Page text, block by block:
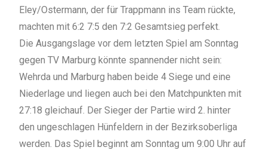
Eley/Ostermann, der für Trappmann ins Team rückte,
machten mit 6:2 7:5 den 7:2 Gesamtsieg perfekt.
Die Ausgangslage vor dem letzten Spiel am Sonntag
gegen TV Marburg könnte spannender nicht sein:
Wehrda und Marburg haben beide 4 Siege und eine
Niederlage und liegen auch bei den Matchpunkten mit
27:18 gleichauf. Der Sieger der Partie wird 2. hinter
den ungeschlagen Hünfeldern in der Bezirksoberliga
werden. Das Spiel beginnt am Sonntag um 9:00 Uhr auf